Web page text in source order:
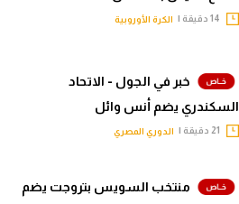
الكرة الأوروبية
خبر في الجول - الاتحاد
السكندري يضم أنس وائل
الدوري المصري
منتخب السويس بتروجت يضم